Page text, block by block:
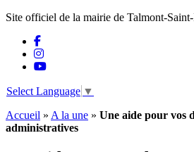
Site officiel de la mairie de Talmont-
Select Language ▼
Accueil » A la une » Une aide pour vos
administratives